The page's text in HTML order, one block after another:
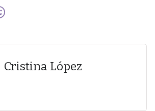
Cristina López